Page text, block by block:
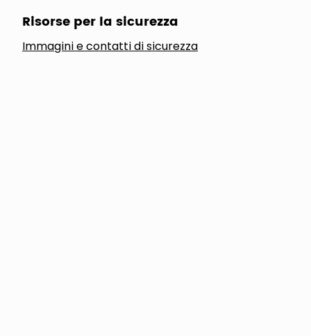
Risorse per la sicurezza
Immagini e contatti di sicurezza